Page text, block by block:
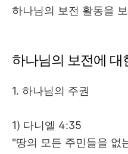
하나님의 보전 활동을
하나님의 보전에 대
1. 하나님의 주권
1) 다니엘 4:35
"땅의 모든 주민들을 없